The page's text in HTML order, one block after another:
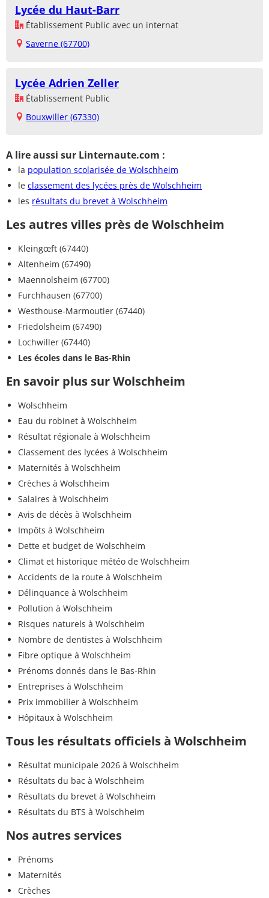
Lycée du Haut-Barr
Établissement Public avec un internat
Saverne (67700)
Lycée Adrien Zeller
Établissement Public
Bouxwiller (67330)
A lire aussi sur Linternaute.com :
la population scolarisée de Wolschheim
le classement des lycées près de Wolschheim
les résultats du brevet à Wolschheim
Les autres villes près de Wolschheim
Kleingœft (67440)
Altenheim (67490)
Maennolsheim (67700)
Furchhausen (67700)
Westhouse-Marmoutier (67440)
Friedolsheim (67490)
Lochwiller (67440)
Les écoles dans le Bas-Rhin
En savoir plus sur Wolschheim
Wolschheim
Eau du robinet à Wolschheim
Résultat régionale à Wolschheim
Classement des lycées à Wolschheim
Maternités à Wolschheim
Crèches à Wolschheim
Salaires à Wolschheim
Avis de décès à Wolschheim
Impôts à Wolschheim
Dette et budget de Wolschheim
Climat et historique météo de Wolschheim
Accidents de la route à Wolschheim
Délinquance à Wolschheim
Pollution à Wolschheim
Risques naturels à Wolschheim
Nombre de dentistes à Wolschheim
Fibre optique à Wolschheim
Prénoms donnés dans le Bas-Rhin
Entreprises à Wolschheim
Prix immobilier à Wolschheim
Hôpitaux à Wolschheim
Tous les résultats officiels à Wolschheim
Résultat municipale 2026 à Wolschheim
Résultats du bac à Wolschheim
Résultats du brevet à Wolschheim
Résultats du BTS à Wolschheim
Nos autres services
Prénoms
Maternités
Crèches